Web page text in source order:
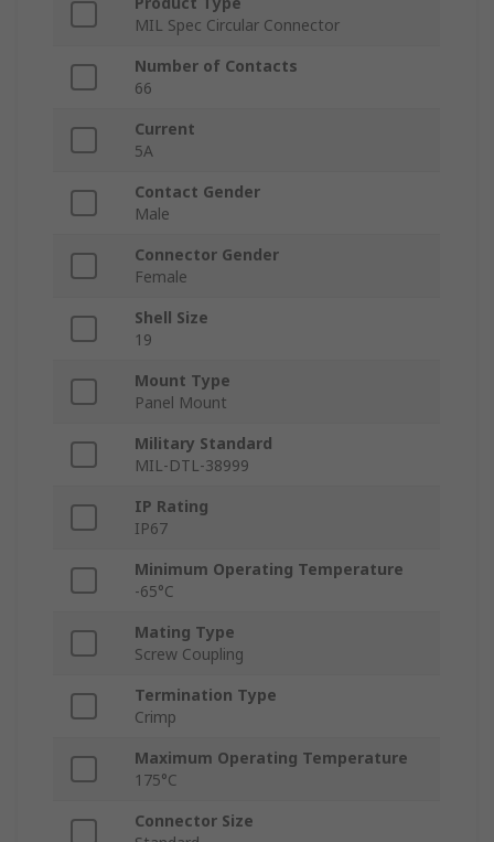
MIL Spec Circular Connector
Number of Contacts
66
Current
5A
Contact Gender
Male
Connector Gender
Female
Shell Size
19
Mount Type
Panel Mount
Military Standard
MIL-DTL-38999
IP Rating
IP67
Minimum Operating Temperature
-65°C
Mating Type
Screw Coupling
Termination Type
Crimp
Maximum Operating Temperature
175°C
Connector Size